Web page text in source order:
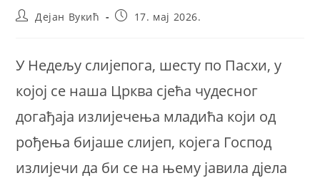
PostДејан Вукић
Post17. мај 2026.
У Недељу слијепога, шесту по Пасхи, у
којој се наша Црква сјећа чудесног
догађаја излијечења младића који од
рођења бијаше слијеп, којега Господ
излијечи да би се на њему јавила дјела